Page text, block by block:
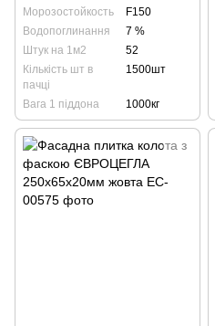
Морозостойкость
F150
Водопоглинання
7 %
Штук на 1м2
52
Кількість шт в
пачці
1500шт
Вага 1 піддона 1000кг